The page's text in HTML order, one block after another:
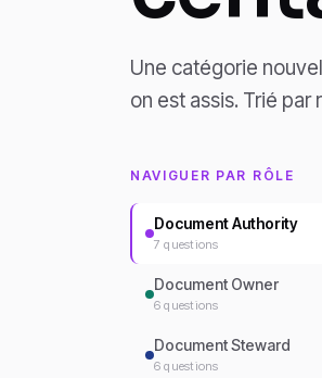
Une catégorie
on est assis. Trié
NAVIGUER PAR RÔLE
Document Authority
7 questions
Document Owner
6 questions
Document Steward
6 questions